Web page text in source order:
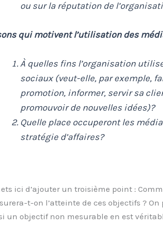
ou sur la réputation de
qui motivent l’utilisation des
À quelles fins l’organisation
sociaux (veut-elle, par exemple,
promotion, informer, servir sa
promouvoir de nouvelles idées)?
Quelle place occuperont les
stratégie d’affaires?
ici d’ajouter un troisième point :
t-on l’atteinte de ces objectifs ? On
un objectif non mesurable en est